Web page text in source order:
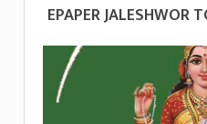
EPAPER JALESHWOR